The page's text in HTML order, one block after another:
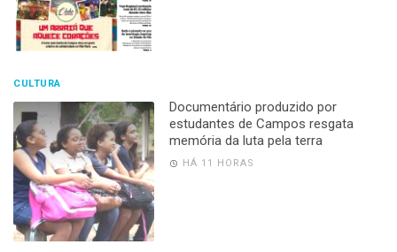
CULTURA
Documentário produzido por
estudantes de Campos resgata
memória da luta pela terra
HÁ 11 HORAS